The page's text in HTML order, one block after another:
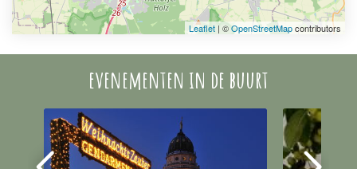
Leaflet | ©OpenStreetMapcontributors
evenementen in de buurt